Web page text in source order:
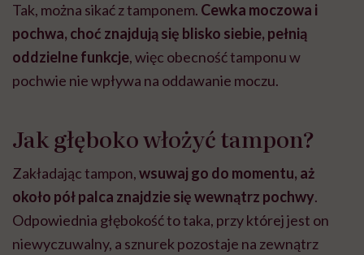
Tak, można sikać z tamponem. Cewka moczowa i
pochwa, choć znajdują się blisko siebie, pełnią
oddzielne funkcje, więc obecność tamponu w
pochwie nie wpływa na oddawanie moczu.
Jak głęboko włożyć tampon?
Zakładając tampon,wsuwaj go do momentu, aż
około pół palca znajdzie się wewnątrz pochwy.
Odpowiednia głębokość to taka, przy której jest on
niewyczuwalny, a sznurek pozostaje na zewnątrz